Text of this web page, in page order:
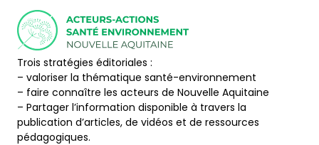
Trois stratégies éditoriales :
– valoriser la thématique santé-environnement
– faire connaître les acteurs de Nouvelle Aquitaine
– Partager l’information disponible à travers la
publication d’articles, de vidéos et de ressources
pédagogiques.